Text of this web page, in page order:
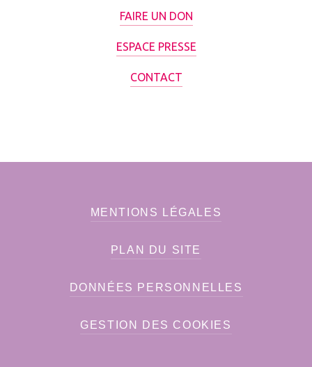
FAIRE UN DON
ESPACE PRESSE
CONTACT
MENTIONS LÉGALES
PLAN DU SITE
DONNÉES PERSONNELLES
GESTION DES COOKIES